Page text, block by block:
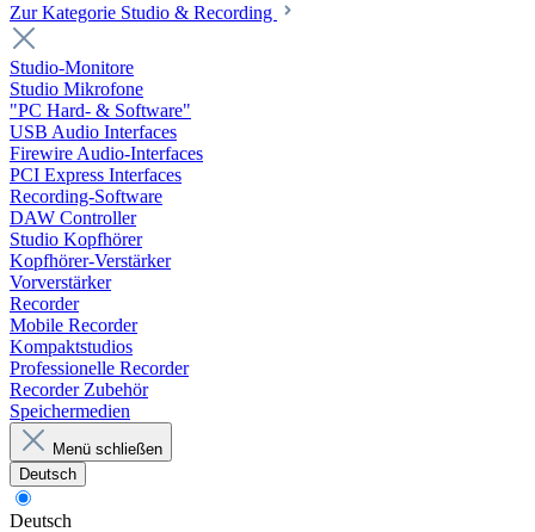
Zur Kategorie Studio & Recording
Studio-Monitore
Studio Mikrofone
"PC Hard- & Software"
USB Audio Interfaces
Firewire Audio-Interfaces
PCI Express Interfaces
Recording-Software
DAW Controller
Studio Kopfhörer
Kopfhörer-Verstärker
Vorverstärker
Recorder
Mobile Recorder
Kompaktstudios
Professionelle Recorder
Recorder Zubehör
Speichermedien
Menü schließen
Deutsch
Deutsch